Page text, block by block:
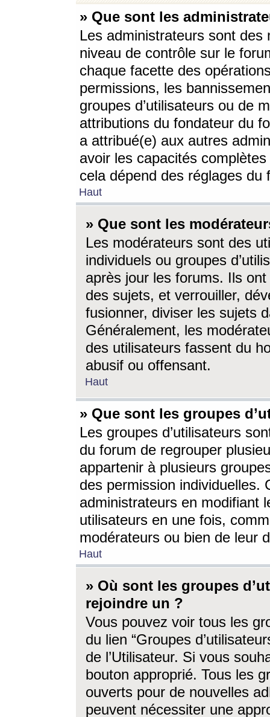
» Que sont les
Les administrateurs sont
niveau de contrôle sur le
chaque facette des
permissions, les
groupes d’utilisateurs ou de
attributions du fondateur du
a attribué(e) aux autres
avoir les capacités
cela dépend des réglages du
Haut
» Que sont les
Les modérateurs sont des
individuels ou groupes
après jour les forums. Ils ont
des sujets, et verrouiller,
fusionner, diviser les sujets
Généralement, les
des utilisateurs fassent du
abusif ou offensant.
Haut
» Que sont les groupes
Les groupes d’utilisateurs
du forum de regrouper
appartenir à plusieurs
des permission individuelles.
administrateurs en modifiant
utilisateurs en une fois,
modérateurs ou bien de leur
Haut
» Où sont les groupes
rejoindre un ?
Vous pouvez voir tous les
du lien “Groupes
de l’Utilisateur. Si vous
bouton approprié. Tous les
ouverts pour de nouvelles
peuvent nécessiter une